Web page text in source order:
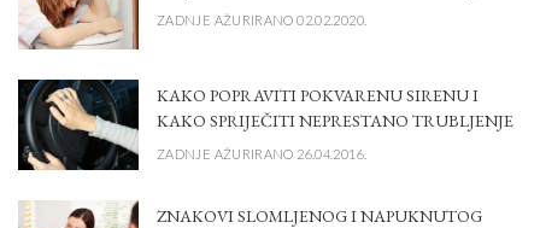
ZADNJE AŽURIRANO 02.02.2020.
KAKO POPRAVITI POKVARENU SIRENU I
KAKO SPRIJEČITI NEPRESTANO TRUBLJENJE
ZADNJE AŽURIRANO 26.04.2016.
ZNAKOVI SLOMLJENOG I NAPUKNUTOG